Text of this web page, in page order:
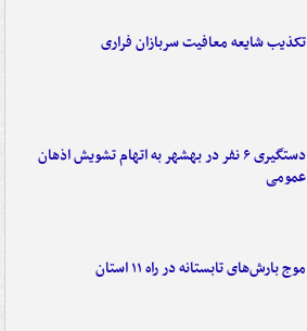
تکذیب شایعه معافیت سربازان فراری
دستگیری ۶ نفر در بهشهر به اتهام تشویش اذهان
عمومی
موج بارش‌های تابستانه در راه ۱۱ استان